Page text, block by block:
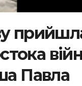
Павла